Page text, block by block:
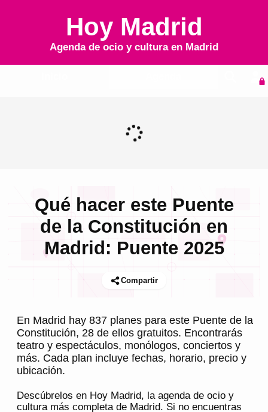
Hoy Madrid
Agenda de ocio y cultura en Madrid
Qué hacer este Puente
de la Constitución en
Madrid: Puente 2025
Compartir
En Madrid hay 837 planes para este Puente de la
Constitución, 28 de ellos gratuitos. Encontrarás
teatro y espectáculos, monólogos, conciertos y
más. Cada plan incluye fechas, horario, precio y
ubicación.
Descúbrelos en Hoy Madrid, la agenda de ocio y
cultura más completa de Madrid. Si no encuentras